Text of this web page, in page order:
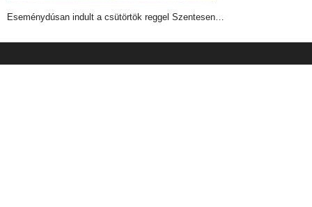
Eseménydúsan indult a csütörtök reggel Szentesen…